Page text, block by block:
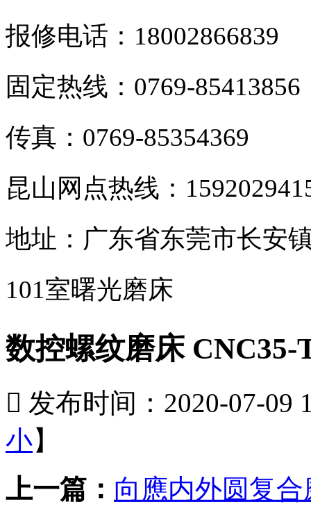
报修电话：18002866839
固定热线：0769-85413856
传真：0769-85354369
昆山网点热线：
地址：广东省东莞市长安
101室曙光磨床
数控螺纹磨床 CNC35-
 发布时间：2020-07-09
小】
上一篇： 向應内外圆复合